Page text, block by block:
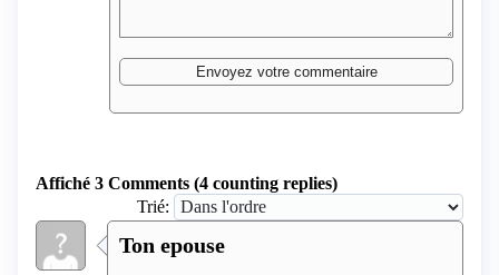
Affiché 3 Comments (4 counting replies)
Trié:
Ton epouse